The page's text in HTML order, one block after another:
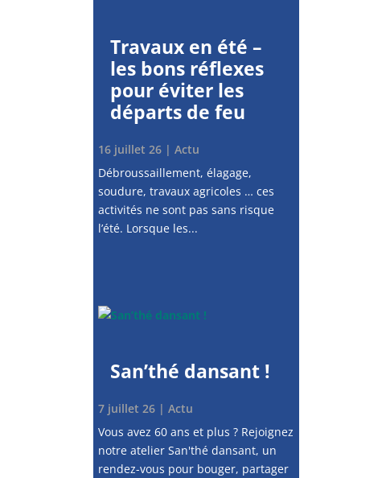
Travaux en été –
les bons réflexes
pour éviter les
départs de feu
16 juillet 26| Actu
Débroussaillement, élagage,
soudure, travaux agricoles … ces
activités ne sont pas sans risque
l’été. Lorsque les...
San’thé dansant !
7 juillet 26| Actu
Vous avez 60 ans et plus ? Rejoignez
notre atelier San'thé dansant, un
rendez-vous pour bouger, partager